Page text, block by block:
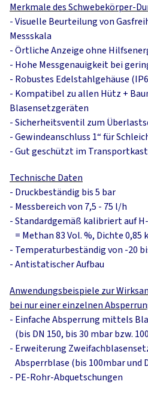
Merkmale des Schwebekörper-
- Visuelle Beurteilung von
Messskala
- Örtliche Anzeige ohne
- Hohe Messgenauigkeit bei
- Robustes Edelstahlgehäuse
- Kompatibel zu allen Hütz +
Blasensetzgeräten
- Sicherheitsventil zum
- Gewindeanschluss 1“ für
- Gut geschützt im
Technische Daten
- Druckbeständig bis 5 bar
- Messbereich von 7,5 - 75 l/h
-Standardgemäß kalibriert auf
= Methan 83 Vol. %, Dichte 0,85
- Temperaturbeständig von -20
-Antistatischer Aufbau
Anwendungsbeispiele zur
bei nur einer einzelnen
- Einfache Absperrung mittels
(bis DN 150, bis 30 mbar bzw.
- Erweiterung
Absperrblase (bis 100mbar und
- PE-Rohr-Abquetschungen